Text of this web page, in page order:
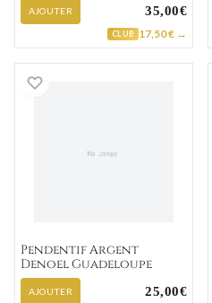
AJOUTER 35,00€
CLUB 17,50 € →
Pendentif Argent
Pendentif Argent
Denoel Guadeloupe
AJOUTER 25,00€